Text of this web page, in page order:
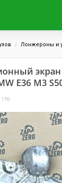
Лонжероны и
экран
E36 M3
196